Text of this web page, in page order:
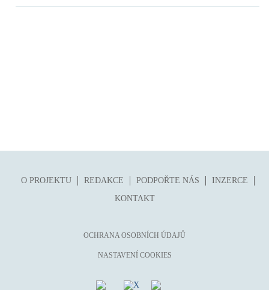
O PROJEKTU REDAKCE PODPOŘTE NÁS
INZERCE
KONTAKT
OCHRANA OSOBNÍCH ÚDAJŮ
NASTAVENÍ COOKIES